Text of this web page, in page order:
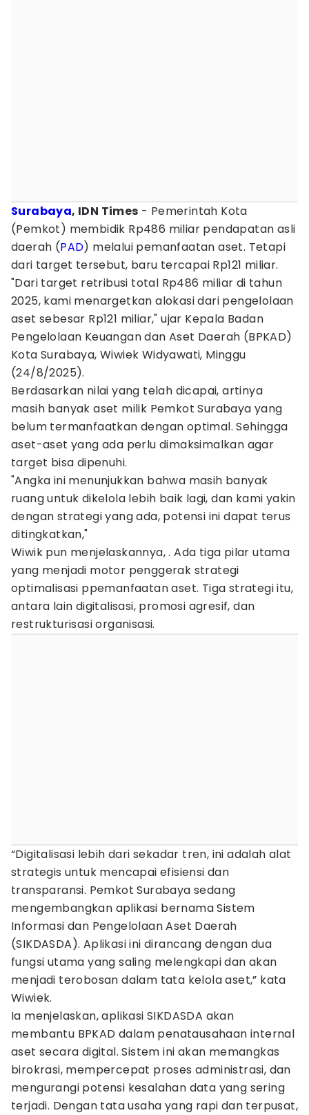
Surabaya, IDN Times - Pemerintah Kota
(Pemkot) membidik Rp486 miliar pendapatan asli
daerah (PAD) melalui pemanfaatan aset. Tetapi
dari target tersebut, baru tercapai Rp121 miliar.
"Dari target retribusi total Rp486 miliar di tahun
2025, kami menargetkan alokasi dari pengelolaan
aset sebesar Rp121 miliar," ujar Kepala Badan
Pengelolaan Keuangan dan Aset Daerah (BPKAD)
Kota Surabaya, Wiwiek Widyawati, Minggu
(24/8/2025).
Berdasarkan nilai yang telah dicapai, artinya
masih banyak aset milik Pemkot Surabaya yang
belum termanfaatkan dengan optimal. Sehingga
aset-aset yang ada perlu dimaksimalkan agar
target bisa dipenuhi.
"Angka ini menunjukkan bahwa masih banyak
ruang untuk dikelola lebih baik lagi, dan kami yakin
dengan strategi yang ada, potensi ini dapat terus
ditingkatkan,"
Wiwik pun menjelaskannya, . Ada tiga pilar utama
yang menjadi motor penggerak strategi
optimalisasi ppemanfaatan aset. Tiga strategi itu,
antara lain digitalisasi, promosi agresif, dan
restrukturisasi organisasi.
“Digitalisasi lebih dari sekadar tren, ini adalah alat
strategis untuk mencapai efisiensi dan
transparansi. Pemkot Surabaya sedang
mengembangkan aplikasi bernama Sistem
Informasi dan Pengelolaan Aset Daerah
(SIKDASDA). Aplikasi ini dirancang dengan dua
fungsi utama yang saling melengkapi dan akan
menjadi terobosan dalam tata kelola aset,” kata
Wiwiek.
Ia menjelaskan, aplikasi SIKDASDA akan
membantu BPKAD dalam penatausahaan internal
aset secara digital. Sistem ini akan memangkas
birokrasi, mempercepat proses administrasi, dan
mengurangi potensi kesalahan data yang sering
terjadi. Dengan tata usaha yang rapi dan terpusat,